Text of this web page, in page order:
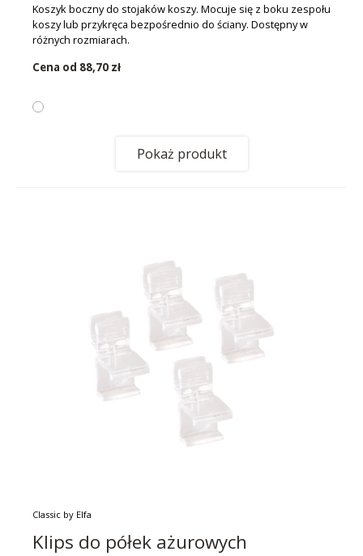
Koszyk boczny do stojaków koszy. Mocuje się z boku zespołu
koszy lub przykręca bezpośrednio do ściany. Dostępny w
różnych rozmiarach.
Cena od 88,70 zł
Pokaż produkt
Classic by Elfa
Klips do półek ażurowych